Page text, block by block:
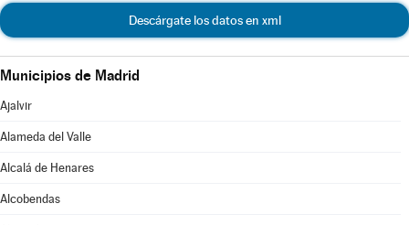
Descárgate los datos en xml
Municipios de Madrid
Ajalvir
Alameda del Valle
Alcalá de Henares
Alcobendas